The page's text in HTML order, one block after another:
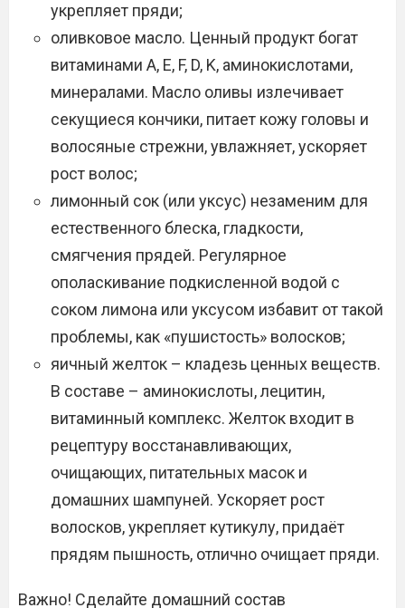
укрепляет пряди;
оливковое масло. Ценный продукт богат
витаминами A, E, F, D, K, аминокислотами,
минералами. Масло оливы излечивает
секущиеся кончики, питает кожу головы и
волосяные стрежни, увлажняет, ускоряет
рост волос;
лимонный сок (или уксус) незаменим для
естественного блеска, гладкости,
смягчения прядей. Регулярное
ополаскивание подкисленной водой с
соком лимона или уксусом избавит от такой
проблемы, как «пушистость» волосков;
яичный желток – кладезь ценных веществ.
В составе – аминокислоты, лецитин,
витаминный комплекс. Желток входит в
рецептуру восстанавливающих,
очищающих, питательных масок и
домашних шампуней. Ускоряет рост
волосков, укрепляет кутикулу, придаёт
прядям пышность, отлично очищает пряди.
Важно! Сделайте домашний состав